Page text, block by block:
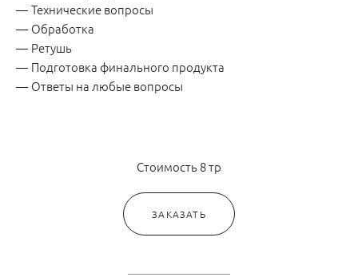
Технические вопросы
Обработка
Ретушь
Подготовка финального продукта
Ответы на любые вопросы
Стоимость 8 тр
ЗАКАЗАТЬ